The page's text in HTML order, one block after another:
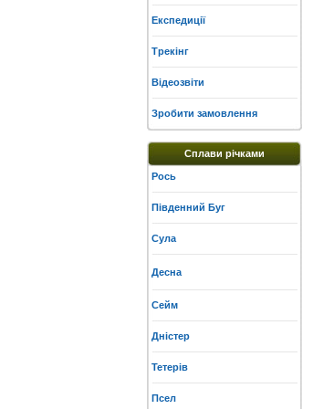
Експедиції
Трекінг
Відеозвіти
Зробити замовлення
Сплави річками
Рось
Південний Буг
Сула
Десна
Сейм
Дністер
Тетерів
Псел